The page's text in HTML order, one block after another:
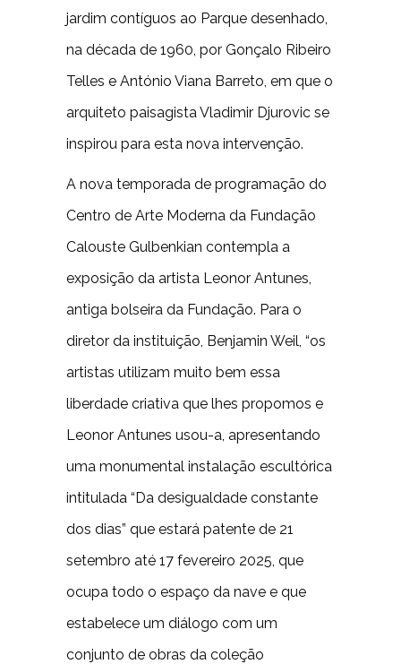
jardim contíguos ao Parque desenhado,
na década de 1960, por Gonçalo Ribeiro
Telles e António Viana Barreto, em que o
arquiteto paisagista Vladimir Djurovic se
inspirou para esta nova intervenção.
A nova temporada de programação do
Centro de Arte Moderna da Fundação
Calouste Gulbenkian contempla a
exposição da artista Leonor Antunes,
antiga bolseira da Fundação. Para o
diretor da instituição, Benjamin Weil, “os
artistas utilizam muito bem essa
liberdade criativa que lhes propomos e
Leonor Antunes usou-a, apresentando
uma monumental instalação escultórica
intitulada “Da desigualdade constante
dos dias” que estará patente de 21
setembro até 17 fevereiro 2025, que
ocupa todo o espaço da nave e que
estabelece um diálogo com um
conjunto de obras da coleção